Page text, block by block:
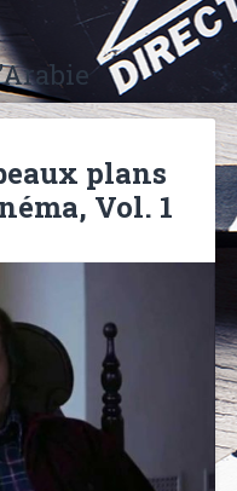
plans
Vol. 1